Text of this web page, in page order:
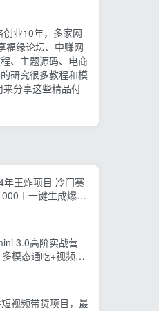
业10年，多家网
福缘论坛、中赚网
、主题源码、电商
研究很多教程和模
分享这些精品付
年王炸项目 冷门赛
＋一键生成爆款
3.0高阶实战营-
模态通吃+视频生
视频带货项目，最